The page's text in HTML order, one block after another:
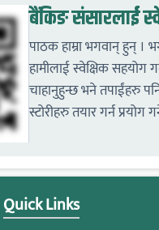
बैंकिङ संसारलाई
पाठक हाम्रा भगवान् हुन् ।
हामीलाई स्वेक्षिक सहयोग
चाहानुहुन्छ भने तपाईंहरु
स्टोरीहरु तयार गर्न प्रयोग
Quick Links